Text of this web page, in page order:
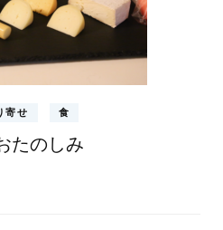
寄せ 食
たのしみ